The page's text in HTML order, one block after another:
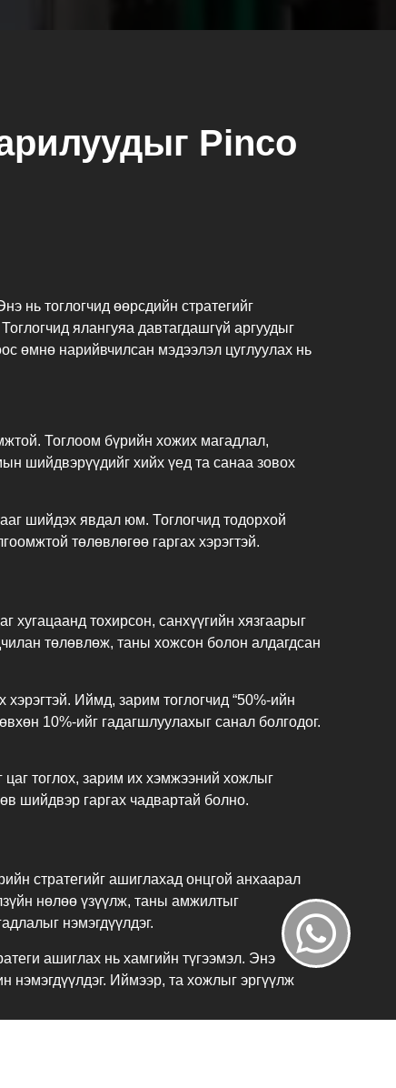
Pinco
нь тоглогчид өөрсдийн стратегийг
ялангуяа давтагдашгүй аргуудыг
өмнө нарийвчилсан мэдээлэл цуглуулах нь
Тоглоом бүрийн хожих магадлал,
шийдвэрүүдийг хийх үед та санаа зовох
шийдэх явдал юм. Тоглогчид тодорхой
төлөвлөгөө гаргах хэрэгтэй.
хугацаанд тохирсон, санхүүгийн хязгаарыг
төлөвлөж, таны хожсон болон алдагдсан
Иймд, зарим тоглогчид “50%-ийн
10%-ийг гадагшлуулахыг санал болгодог.
тоглох, зарим их хэмжээний хожлыг
шийдвэр гаргах чадвартай болно.
стратегийг ашиглахад онцгой анхаарал
нөлөө үзүүлж, таны амжилтыг
нэмэгдүүлдэг.
ашиглах нь хамгийн түгээмэл. Энэ
нэмэгдүүлдэг. Иймээр, та хожлыг эргүүлж